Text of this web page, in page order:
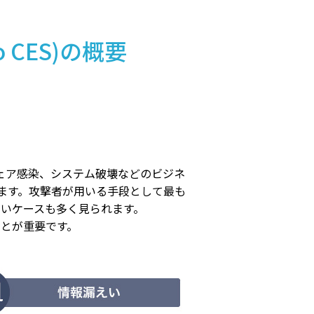
の概要
感染、システム破壊などのビジネ
。攻撃者が用いる手段として最も
ースも多く見られます。
が重要です。